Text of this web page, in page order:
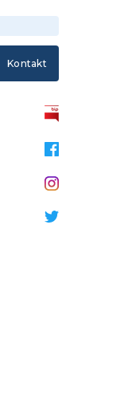
Kontakt